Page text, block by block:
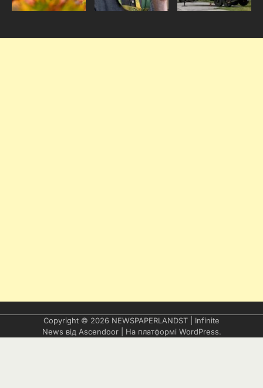
Copyright © 2026 NEWSPAPERLANDST | Infinite
News від Ascendoor| На платформі WordPress.